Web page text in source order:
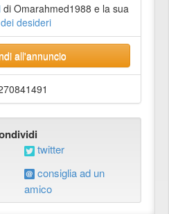
di Omarahmed1988 e la sua
desideri
all'annuncio
twitter
consiglia ad un
amico